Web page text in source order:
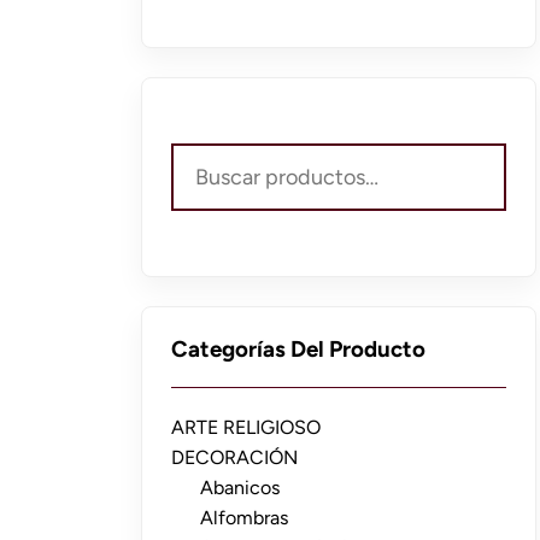
por:
Categorías Del Producto
ARTE RELIGIOSO
DECORACIÓN
Abanicos
Alfombras